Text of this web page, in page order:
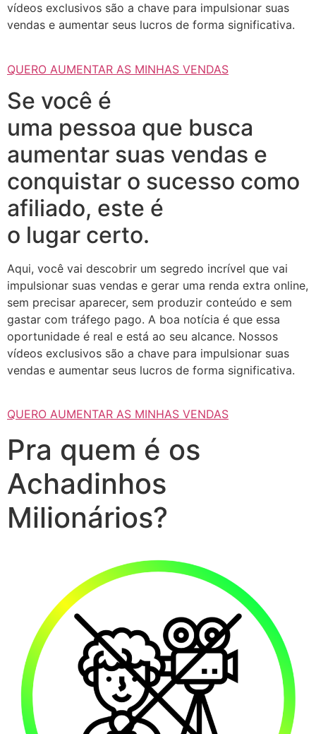
vídeos exclusivos são a chave para impulsionar suas
vendas e aumentar seus lucros de forma significativa.
QUERO AUMENTAR AS MINHAS VENDAS
Se você é
uma pessoa que busca
aumentar suas vendas e
conquistar o sucesso como
afiliado, este é
o lugar certo.
Aqui, você vai descobrir um segredo incrível que vai
impulsionar suas vendas e gerar uma renda extra online,
sem precisar aparecer, sem produzir conteúdo e sem
gastar com tráfego pago. A boa notícia é que essa
oportunidade é real e está ao seu alcance. Nossos
vídeos exclusivos são a chave para impulsionar suas
vendas e aumentar seus lucros de forma significativa.
QUERO AUMENTAR AS MINHAS VENDAS
Pra quem é os
Achadinhos
Milionários?